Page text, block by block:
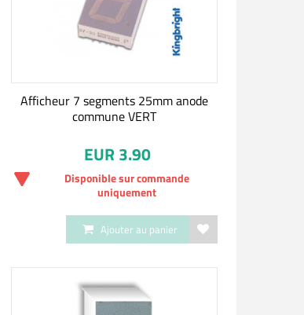
Afficheur 7 segments 25mm anode
commune VERT
EUR 3.90
Disponible sur commande
uniquement
Ajouter au panier